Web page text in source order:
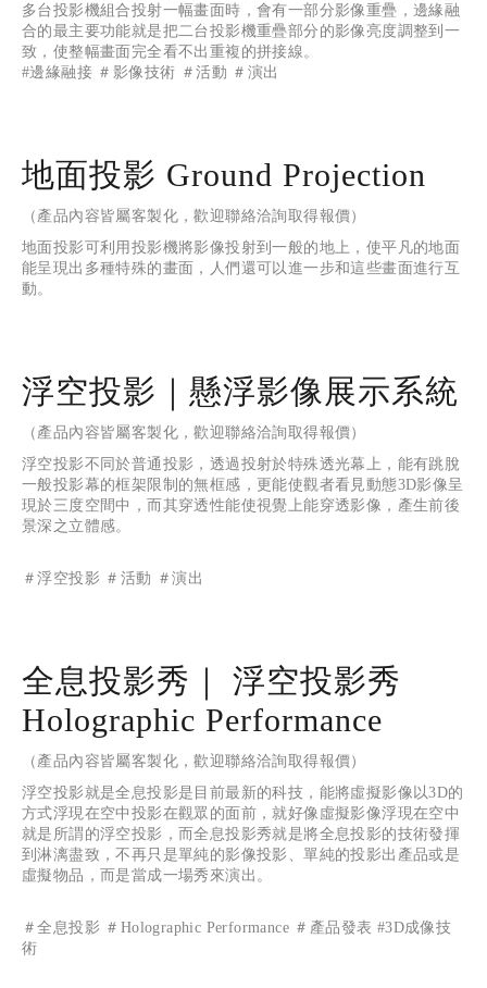
多台投影機組合投射一幅畫面時，會有一部分影像重疊，邊緣融
合的最主要功能就是把二台投影機重疊部分的影像亮度調整到一
致，使整幅畫面完全看不出重複的拼接線。
#邊緣融接 ＃影像技術 ＃活動 ＃演出
地面投影 Ground Projection
（產品內容皆屬客製化，歡迎聯絡洽詢取得報價）
地面投影可利用投影機將影像投射到一般的地上，使平凡的地面
能呈現出多種特殊的畫面，人們還可以進一步和這些畫面進行互
動。
浮空投影｜懸浮影像展示系統
（產品內容皆屬客製化，歡迎聯絡洽詢取得報價）
浮空投影不同於普通投影，透過投射於特殊透光幕上，能有跳脫
一般投影幕的框架限制的無框感，更能使觀者看見動態3D影像呈
現於三度空間中，而其穿透性能使視覺上能穿透影像，產生前後
景深之立體感。
＃浮空投影 ＃活動 ＃演出
全息投影秀｜ 浮空投影秀
Holographic Performance
（產品內容皆屬客製化，歡迎聯絡洽詢取得報價）
浮空投影就是全息投影是目前最新的科技，能將虛擬影像以3D的
方式浮現在空中投影在觀眾的面前，就好像虛擬影像浮現在空中
就是所謂的浮空投影，而全息投影秀就是將全息投影的技術發揮
到淋漓盡致，不再只是單純的影像投影、單純的投影出產品或是
虛擬物品，而是當成一場秀來演出。
＃全息投影 ＃Holographic Performance ＃產品發表 #3D成像技
術